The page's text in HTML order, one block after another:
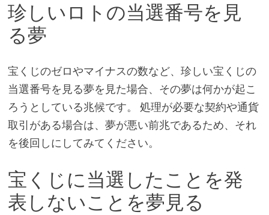
珍しいロトの当選番号を見
る夢
宝くじのゼロやマイナスの数など、珍しい宝くじの
当選番号を見る夢を見た場合、その夢は何かが起こ
ろうとしている兆候です。 処理が必要な契約や通貨
取引がある場合は、夢が悪い前兆であるため、それ
を後回しにしてみてください。
宝くじに当選したことを発
表しないことを夢見る